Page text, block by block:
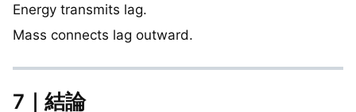
Energy transmits lag.
Mass connects lag outward.
7｜結論